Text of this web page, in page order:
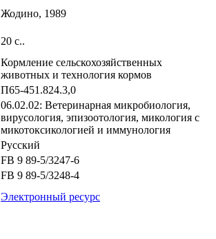
Жодино, 1989
20 с..
Кормление сельскохозяйственных
животных и технология кормов
П65-451.824.3,0
06.02.02: Ветеринарная микробиология,
вирусология, эпизоотология, микология с
микотоксикологией и иммунология
Русский
FB 9 89-5/3247-6
FB 9 89-5/3248-4
Электронный ресурс